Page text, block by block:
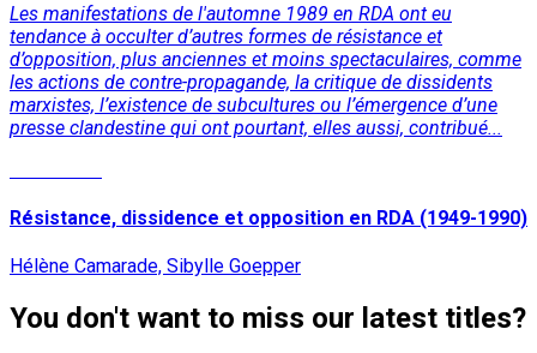
Les manifestations de l'automne 1989 en RDA ont eu
tendance à occulter d’autres formes de résistance et
d’opposition, plus anciennes et moins spectaculaires, comme
les actions de contre-propagande, la critique de dissidents
marxistes, l’existence de subcultures ou l’émergence d’une
presse clandestine qui ont pourtant, elles aussi, contribué...
Résistance, dissidence et opposition en RDA (1949-1990)
Hélène Camarade, Sibylle Goepper
You don't want to miss our latest titles?